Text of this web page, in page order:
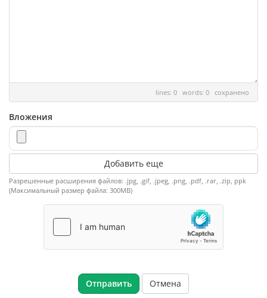
lines: 0 words: 0 сохранено
Вложения
Добавить еще
Разрешенные расширения файлов: .jpg, .gif, .jpeg, .png, .pdf, .rar, .zip, ppk
(Максимальный размер файла: 300MB)
Отмена